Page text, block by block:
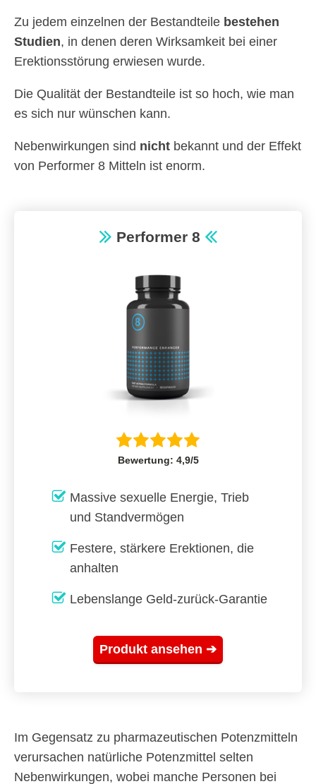
Zu jedem einzelnen der Bestandteile bestehen
Studien, in denen deren Wirksamkeit bei einer
Erektionsstörung erwiesen wurde.
Die Qualität der Bestandteile ist so hoch, wie man
es sich nur wünschen kann.
Nebenwirkungen sind nicht bekannt und der Effekt
von Performer 8 Mitteln ist enorm.
Performer 8
Bewertung: 4,9/5
Massive sexuelle Energie, Trieb
und Standvermögen
Festere, stärkere Erektionen, die
anhalten
Lebenslange Geld-zurück-Garantie
Produkt ansehen ➔
Im Gegensatz zu pharmazeutischen Potenzmitteln
verursachen natürliche Potenzmittel selten
Nebenwirkungen, wobei manche Personen bei